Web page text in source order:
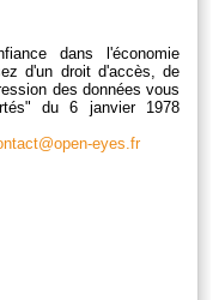
dans l'économie
d'un droit d'accès, de
des données vous
du 6 janvier 1978
eyes.fr